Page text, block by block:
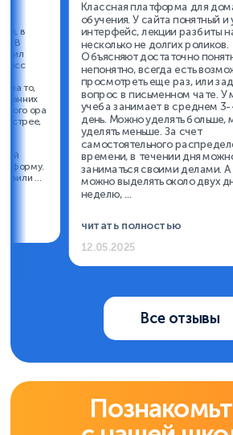
в
В
за то,
ранних
ора
форму.
...
Классная платформа для
обучения. У сайта понятный и
интерфейс, лекции разбиты
несколько не долгих роликов.
Объясняют достаточно
непонятно, всегда есть
просмотреть еще раз, или
вопрос в письменном чате. У
учеба занимает в среднем 3-
день. Можно уделять больше,
уделять меньше. За счет
самостоятельного
времени, в течении дня
заниматься своими делами. А
можно выделять около двух
неделю, ...
читать полностью
12.05.2025
Все отзывы